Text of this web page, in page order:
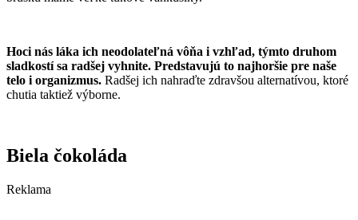
Hoci nás láka ich neodolateľná vôňa i vzhľad, týmto druhom
sladkostí sa radšej vyhnite. Predstavujú to najhoršie pre naše
telo i organizmus. Radšej ich nahraďte zdravšou alternatívou, ktoré
chutia taktiež výborne.
Biela čokoláda
Reklama